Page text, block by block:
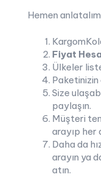
Hemen
Fiyat
Ülkeler
Paketinizin
Size
paylaşın.
Müşteri
arayıp her
Daha da
arayın ya
atın.